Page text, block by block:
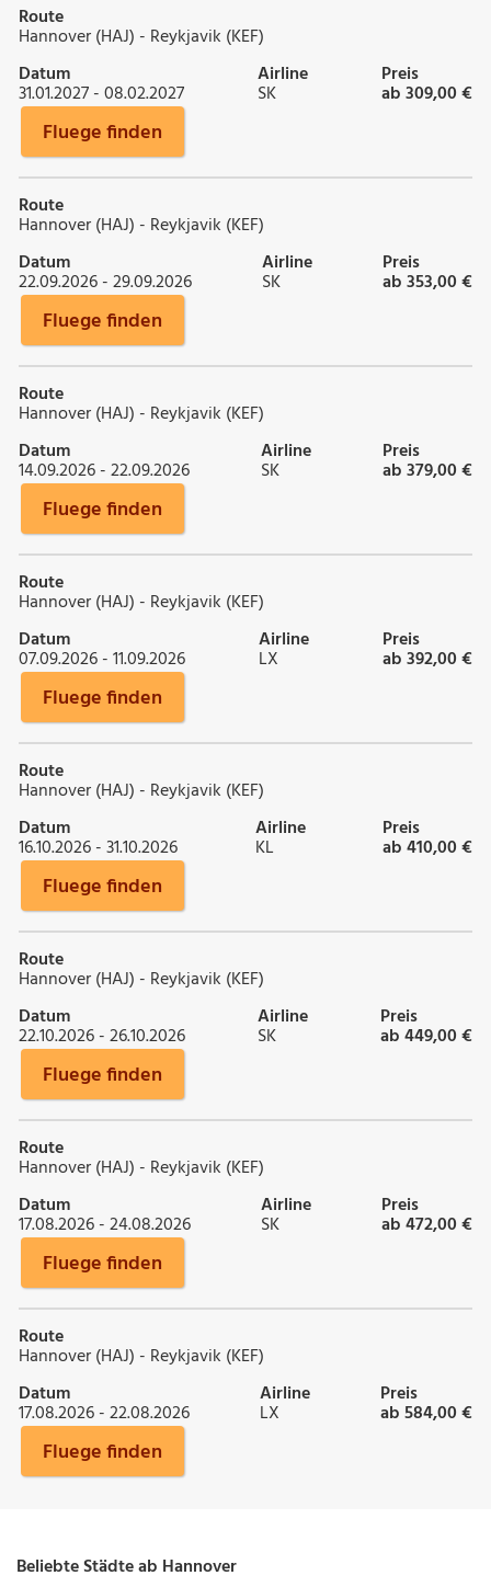
Route
Hannover (HAJ) - Reykjavik (KEF)
Datum
31.01.2027 - 08.02.2027
Airline
SK
Preis
ab 309,00 €
Fluege finden
Route
Hannover (HAJ) - Reykjavik (KEF)
Datum
22.09.2026 - 29.09.2026
Airline
SK
Preis
ab 353,00 €
Fluege finden
Route
Hannover (HAJ) - Reykjavik (KEF)
Datum
14.09.2026 - 22.09.2026
Airline
SK
Preis
ab 379,00 €
Fluege finden
Route
Hannover (HAJ) - Reykjavik (KEF)
Datum
07.09.2026 - 11.09.2026
Airline
LX
Preis
ab 392,00 €
Fluege finden
Route
Hannover (HAJ) - Reykjavik (KEF)
Datum
16.10.2026 - 31.10.2026
Airline
KL
Preis
ab 410,00 €
Fluege finden
Route
Hannover (HAJ) - Reykjavik (KEF)
Datum
22.10.2026 - 26.10.2026
Airline
SK
Preis
ab 449,00 €
Fluege finden
Route
Hannover (HAJ) - Reykjavik (KEF)
Datum
17.08.2026 - 24.08.2026
Airline
SK
Preis
ab 472,00 €
Fluege finden
Route
Hannover (HAJ) - Reykjavik (KEF)
Datum
17.08.2026 - 22.08.2026
Airline
LX
Preis
ab 584,00 €
Fluege finden
Beliebte Städte ab Hannover